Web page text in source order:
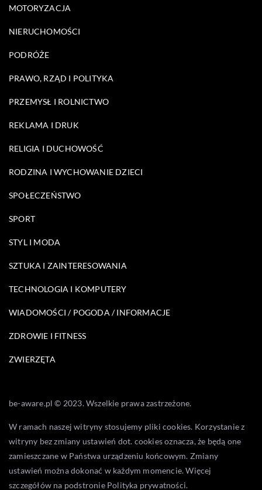
MOTORYZACJA
NIERUCHOMOŚCI
PODRÓŻE
PRAWO, RZĄD I POLITYKA
PRZEMYSŁ I ROLNICTWO
REKLAMA I DRUK
RELIGIA I DUCHOWOŚĆ
RODZINA I WYCHOWANIE DZIECI
SPOŁECZEŃSTWO
SPORT
STYL I MODA
SZTUKA I ZAINTERESOWANIA
TECHNOLOGIA I KOMPUTERY
WIADOMOŚCI / POGODA / INFORMACJE
ZDROWIE I FITNESS
ZWIERZĘTA
be-aware.pl © 2023. Wszelkie prawa zastrzeżone.
W ramach naszej witryny stosujemy pliki cookies. Korzystanie z
witryny bez zmiany ustawień dot. cookies oznacza, że będą one
zamieszczane w Państwa urządzeniu końcowym. Zmiany
ustawień można dokonać w każdym momencie. Więcej
szczegółów na podstronie Polityka prywatności.